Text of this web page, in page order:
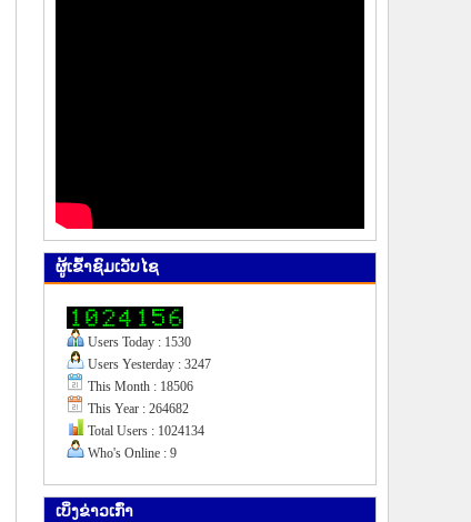
ຜູ້​ເຂົ້າ​ຊົມ​ເວັບ​ໄຊ
Users Today : 1530
Users Yesterday : 3247
This Month : 18506
This Year : 264682
Total Users : 1024134
Who's Online : 9
ເບິ່ງ​ຂ່າວ​ເກົ່າ